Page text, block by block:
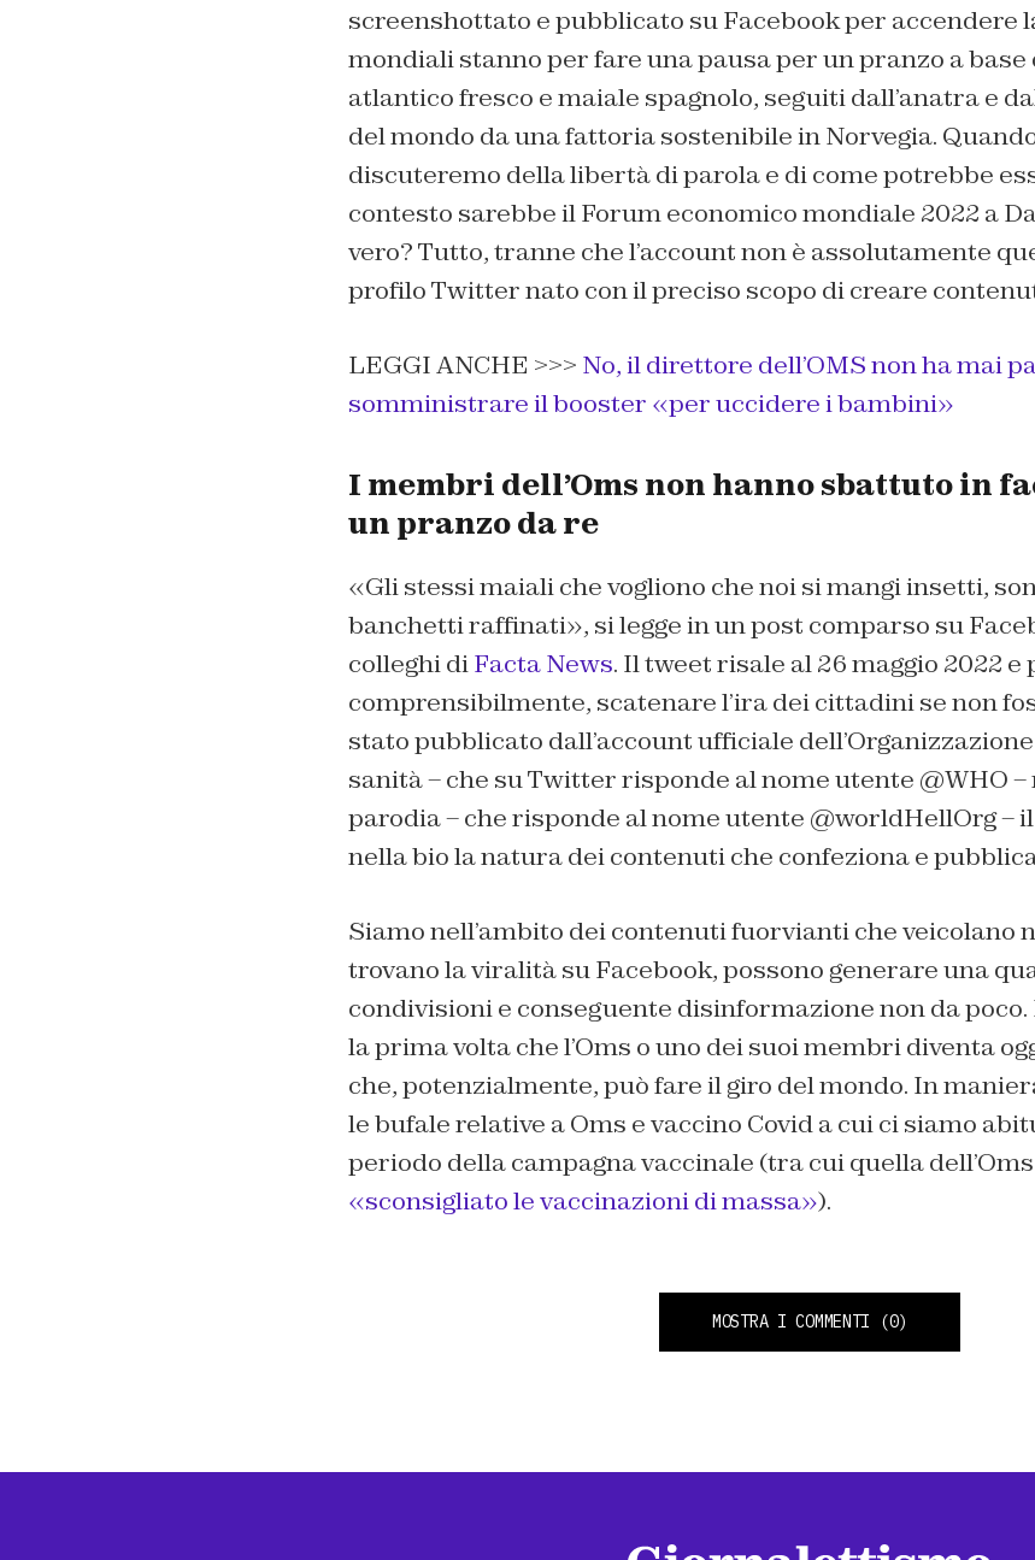
screenshottato e pubblicato su Facebook per accendere
mondiali stanno per fare una pausa per un pranzo a base
atlantico fresco e maiale spagnolo, seguiti dall’anatra e
del mondo da una fattoria sostenibile in Norvegia.
discuteremo della libertà di parola e di come potrebbe
contesto sarebbe il Forum economico mondiale 2022 a
vero? Tutto, tranne che l’account non è assolutamente
profilo Twitter nato con il preciso scopo di creare
LEGGI ANCHE >>> No, il direttore dell’OMS non ha mai
somministrare il booster «per uccidere i bambini»
I membri dell’Oms non hanno sbattuto in
un pranzo da re
«Gli stessi maiali che vogliono che noi si mangi insetti,
banchetti raffinati», si legge in un post comparso su
colleghi diFacta News. Il tweet risale al 26 maggio 2022 e
comprensibilmente, scatenare l’ira dei cittadini se non
stato pubblicato dall’account ufficiale
sanità – che su Twitter risponde al nome utente @WHO –
parodia – che risponde al nome utente @worldHellOrg –
nella bio la natura dei contenuti che confeziona e
Siamo nell’ambito dei contenuti fuorvianti che veicolano
trovano la viralità su Facebook, possono generare una
condivisioni e conseguente disinformazione non da
la prima volta che l’Oms o uno dei suoi membri diventa
che, potenzialmente, può fare il giro del mondo. In
le bufale relative a Oms e vaccino Covid a cui ci siamo
periodo della campagna vaccinale (tra cui quella
«sconsigliato le vaccinazioni di massa»).
MOSTRA I COMMENTI (0)